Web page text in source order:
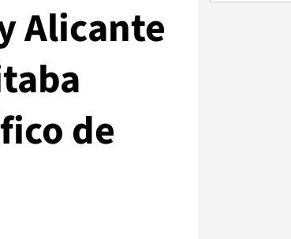
Alicante
de